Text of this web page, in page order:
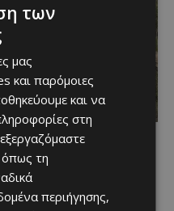
το οδικό
Χριστίνα Γεωργίου -
των
μας
και παρόμοιες
και να
στη
τη
περιήγησης,